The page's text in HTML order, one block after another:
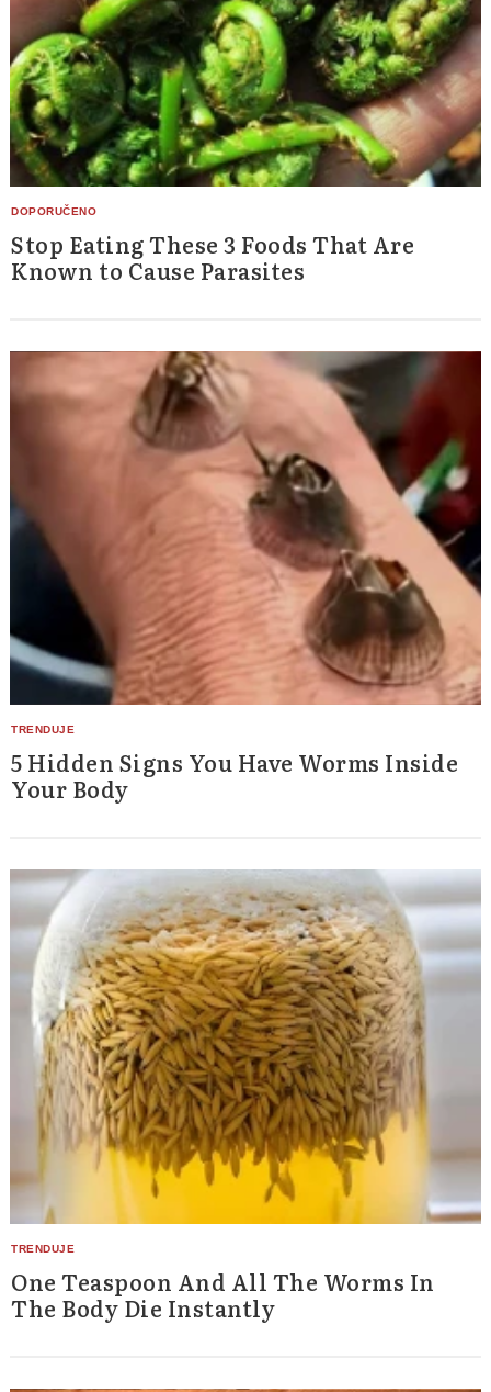
Stop Eating These 3 Foods That Are
Known to Cause Parasites
5 Hidden Signs You Have Worms Inside
Your Body
One Teaspoon And All The Worms In
The Body Die Instantly